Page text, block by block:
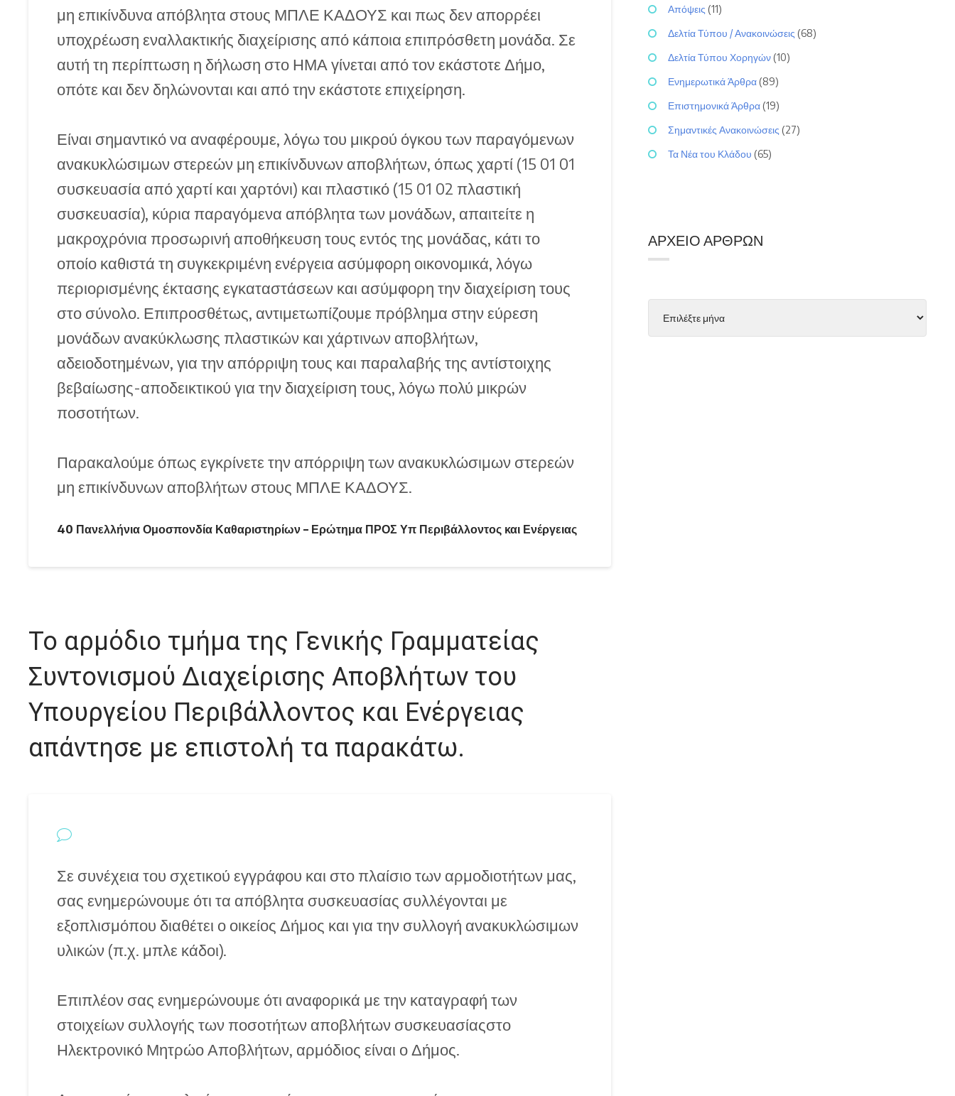
μη επικίνδυνα απόβλητα στους ΜΠΛΕ ΚΑΔΟΥΣ και πως δεν απορρέει
υποχρέωση εναλλακτικής διαχείρισης από κάποια επιπρόσθετη μονάδα. Σε
αυτή τη περίπτωση η δήλωση στο ΗΜΑ γίνεται από τον εκάστοτε Δήμο,
οπότε και δεν δηλώνονται και από την εκάστοτε επιχείρηση.
Είναι σημαντικό να αναφέρουμε, λόγω του μικρού όγκου των παραγόμενων
ανακυκλώσιμων στερεών μη επικίνδυνων αποβλήτων, όπως χαρτί (15 01 01
συσκευασία από χαρτί και χαρτόνι) και πλαστικό (15 01 02 πλαστική
συσκευασία), κύρια παραγόμενα απόβλητα των μονάδων, απαιτείτε η
μακροχρόνια προσωρινή αποθήκευση τους εντός της μονάδας, κάτι το
οποίο καθιστά τη συγκεκριμένη ενέργεια ασύμφορη οικονομικά, λόγω
περιορισμένης έκτασης εγκαταστάσεων και ασύμφορη την διαχείριση τους
στο σύνολο. Επιπροσθέτως, αντιμετωπίζουμε πρόβλημα στην εύρεση
μονάδων ανακύκλωσης πλαστικών και χάρτινων αποβλήτων,
αδειοδοτημένων, για την απόρριψη τους και παραλαβής της αντίστοιχης
βεβαίωσης-αποδεικτικού για την διαχείριση τους, λόγω πολύ μικρών
ποσοτήτων.
Παρακαλούμε όπως εγκρίνετε την απόρριψη των ανακυκλώσιμων στερεών
μη επικίνδυνων αποβλήτων στους ΜΠΛΕ ΚΑΔΟΥΣ.
40 Πανελλήνια Ομοσπονδία Καθαριστηρίων – Ερώτημα ΠΡΟΣ Υπ Περιβάλλοντος και Ενέργειας
Το αρμόδιο τμήμα της Γενικής Γραμματείας
Συντονισμού Διαχείρισης Αποβλήτων του
Υπουργείου Περιβάλλοντος και Ενέργειας
απάντησε με επιστολή τα παρακάτω.
Σε συνέχεια του σχετικού εγγράφου και στο πλαίσιο των αρμοδιοτήτων μας,
σας ενημερώνουμε ότι τα απόβλητα συσκευασίας συλλέγονται με
εξοπλισμόπου διαθέτει ο οικείος Δήμος και για την συλλογή ανακυκλώσιμων
υλικών (π.χ. μπλε κάδοι).
Επιπλέον σας ενημερώνουμε ότι αναφορικά με την καταγραφή των
στοιχείων συλλογής των ποσοτήτων αποβλήτων συσκευασίαςστο
Ηλεκτρονικό Μητρώο Αποβλήτων, αρμόδιος είναι ο Δήμος.
Απόψεις (11)
Δελτία Τύπου / Ανακοινώσεις (68)
Δελτία Τύπου Χορηγών (10)
Ενημερωτικά Άρθρα (89)
Επιστημονικά Άρθρα (19)
Σημαντικές Ανακοινώσεις (27)
Τα Νέα του Κλάδου (65)
ΑΡΧΕΊΟ ΆΡΘΡΩΝ